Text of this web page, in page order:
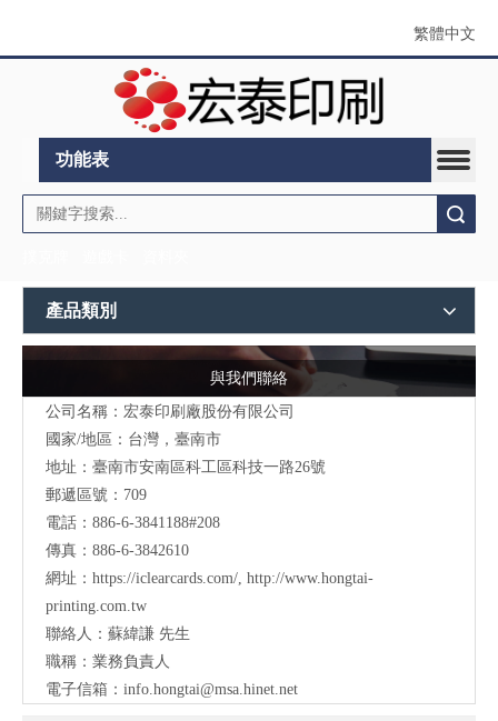
繁體中文
功能表
產品類別
與我們聯絡
公司名稱：宏泰印刷廠股份有限公司
國家/地區：台灣，臺南市
地址： 臺南市安南區科工區科技一路26號
郵遞區號：709
電話：886-6-3841188#208
傳真：886-6-3842610
網址： https://iclearcards.com/ http://www.hongtai-
printing.com.tw
聯絡人：蘇緯謙 先生
職稱：業務負責人
電子信箱： info.hongtai@msa.hinet.net